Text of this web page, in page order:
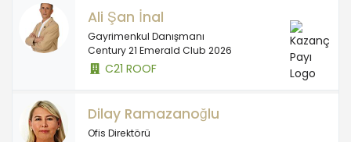
Ali Şan İnal
Gayrimenkul Danışmanı
Century 21 Emerald Club 2026
C21 ROOF
Dilay Ramazanoğlu
Ofis Direktörü